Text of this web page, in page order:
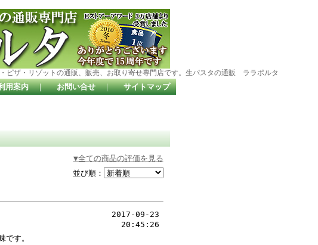
ピザ・リゾットの通販、販売、お取り寄せ専門店です。生パスタの通販 ララポルタ
用案内 ｜ お問い合せ ｜ サイトマップ
▼全ての商品の評価を見る
並び順：
2017-09-23
20:45:26
す。